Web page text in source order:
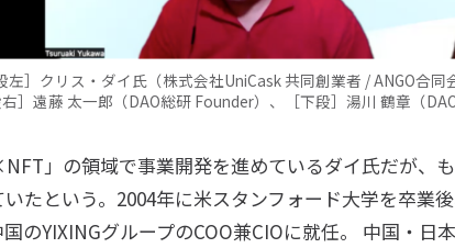
左］クリス・ダイ氏（株式会社UniCask 共同創業者 / ANGO合同
］遠藤 太一郎（DAO総研 Founder）、［下段］湯川 鶴章（
」の領域で事業開発を進めているダイ氏だが、
たという。2004年に米スタンフォード大学を卒業
のYIXINGグループのCOO兼CIOに就任。 中国・日